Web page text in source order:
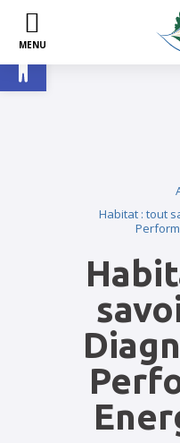
Ouvrir la
Habitat : tout